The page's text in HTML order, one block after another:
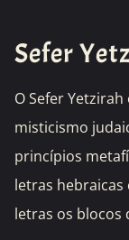
Sefer
O Sefer
misticismo
princípios
letras hebraicas
letras os blocos